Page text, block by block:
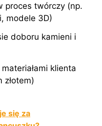
proces twórczy (np.
modele 3D)
doboru kamieni i
klienta
złotem)
się za